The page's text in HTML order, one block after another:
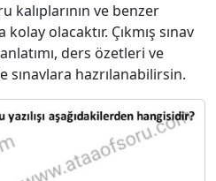
kalıplarının ve benzer
olacaktır. Çıkmış sınav
ders özetleri ve
sınavlara hazrılanabilirsin.